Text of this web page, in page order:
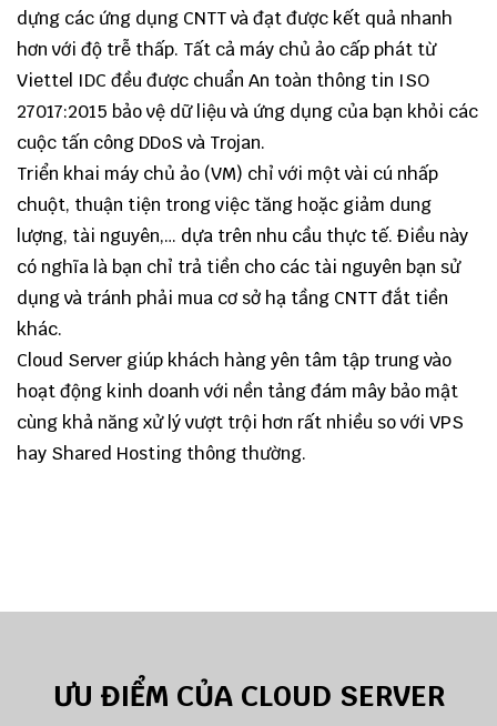
dựng các ứng dụng CNTT và đạt được kết quả nhanh
hơn với độ trễ thấp. Tất cả máy chủ ảo cấp phát từ
Viettel IDC đều được chuẩn An toàn thông tin ISO
27017:2015 bảo vệ dữ liệu và ứng dụng của bạn khỏi các
cuộc tấn công DDoS và Trojan.
Triển khai máy chủ ảo (VM) chỉ với một vài cú nhấp
chuột, thuận tiện trong việc tăng hoặc giảm dung
lượng, tài nguyên,… dựa trên nhu cầu thực tế. Điều này
có nghĩa là bạn chỉ trả tiền cho các tài nguyên bạn sử
dụng và tránh phải mua cơ sở hạ tầng CNTT đắt tiền
khác.
Cloud Server giúp khách hàng yên tâm tập trung vào
hoạt động kinh doanh với nền tảng đám mây bảo mật
cùng khả năng xử lý vượt trội hơn rất nhiều so với VPS
hay Shared Hosting thông thường.
ƯU ĐIỂM CỦA CLOUD SERVER